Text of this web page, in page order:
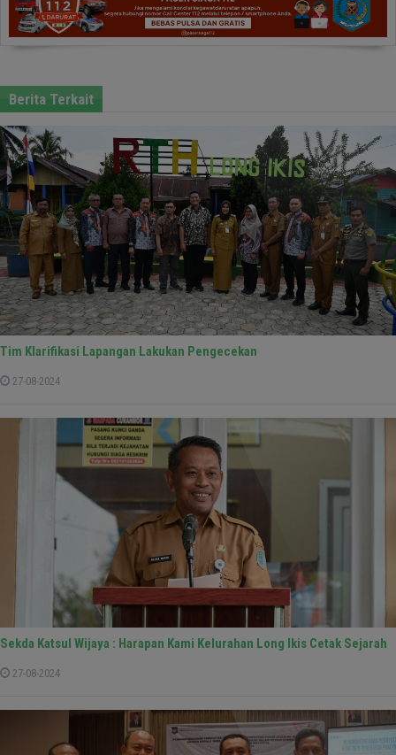
Berita Terkait
Tim Klarifikasi Lapangan Lakukan Pengecekan
27-08-2024
Sekda Katsul Wijaya : Harapan Kami Kelurahan Long Ikis Cetak Sejarah
27-08-2024